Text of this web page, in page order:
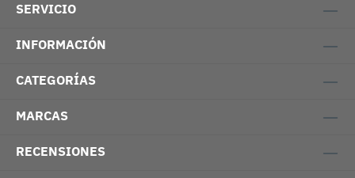
SERVICIO
INFORMACIÓN
CATEGORÍAS
MARCAS
RECENSIONES